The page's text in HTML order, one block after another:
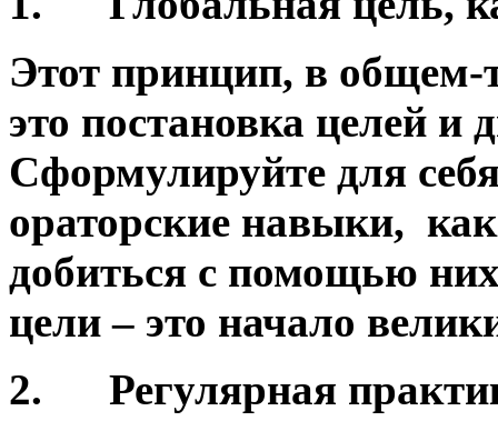
Этот принцип, в общем-
это постановка целей и
Сформулируйте для
ораторские навыки,
добиться с помощью
цели – это начало
2. Регулярная